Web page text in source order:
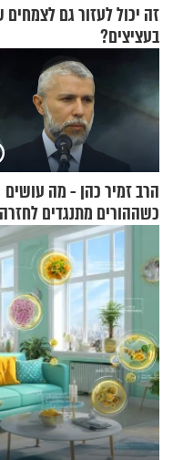
זה יכול לעזור גם
בעציצים?
הרב זמיר כהן - מה עושים
כשההורים מתנגדים לחזרה
בתשובה?